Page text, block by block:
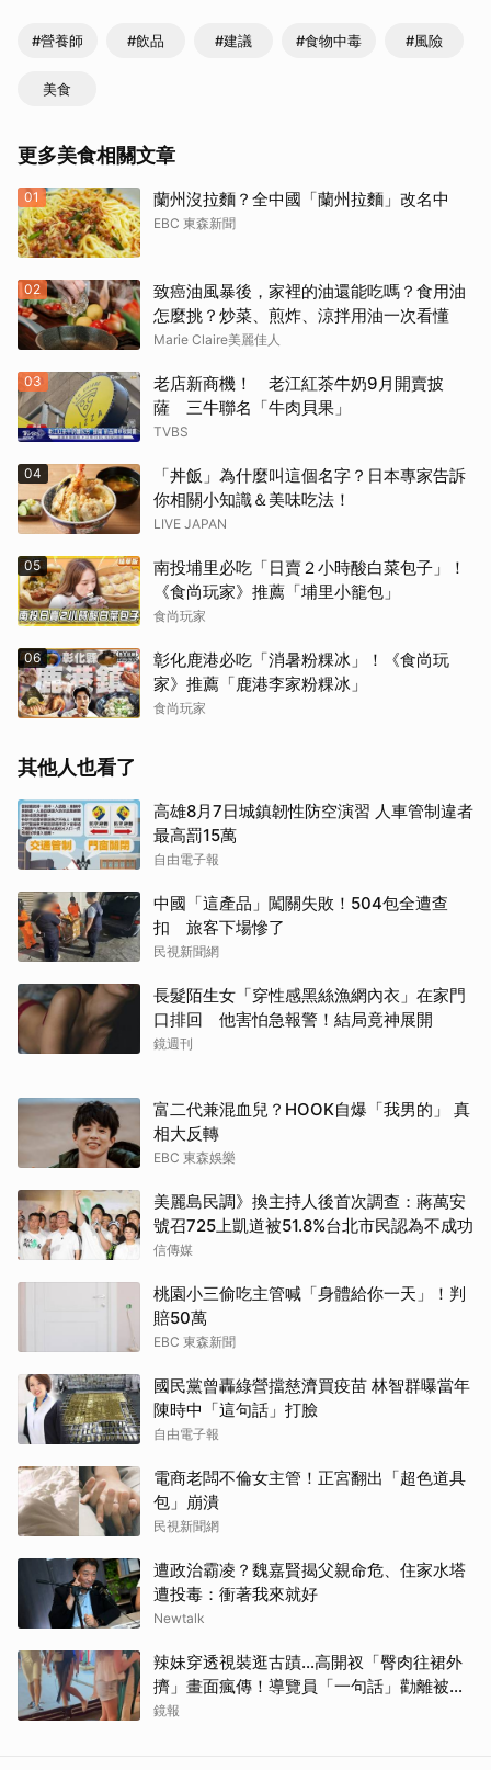
#營養師 #飲品 #建議 #食物中毒 #風險
美食
更多美食相關文章
01 蘭州沒拉麵？全中國「蘭州拉麵」改名中
EBC 東森新聞
02
致癌油風暴後，家裡的油還能吃嗎？食用油
怎麼挑？炒菜、煎炸、涼拌用油一次看懂
Marie Claire美麗佳人
03
老店新商機！ 老江紅茶牛奶9月開賣披
薩 三牛聯名「牛肉貝果」
TVBS
04
「丼飯」為什麼叫這個名字？日本專家告訴
你相關小知識＆美味吃法！
LIVE JAPAN
05
南投埔里必吃「日賣２小時酸白菜包子」！
《食尚玩家》推薦「埔里小籠包」
食尚玩家
06
彰化鹿港必吃「消暑粉粿冰」！《食尚玩
家》推薦「鹿港李家粉粿冰」
食尚玩家
其他人也看了
高雄8月7日城鎮韌性防空演習 人車管制違者
最高罰15萬
自由電子報
中國「這產品」闖關失敗！504包全遭查
扣 旅客下場慘了
民視新聞網
長髮陌生女「穿性感黑絲漁網內衣」在家門
口排回 他害怕急報警！結局竟神展開
鏡週刊
富二代兼混血兒？HOOK自爆「我男的」 真
相大反轉
EBC 東森娛樂
美麗島民調》換主持人後首次調查：蔣萬安
號召725上凱道被51.8%台北市民認為不成功
信傳媒
桃園小三偷吃主管喊「身體給你一天」！判
賠50萬
EBC 東森新聞
國民黨曾轟綠營擋慈濟買疫苗 林智群曝當年
陳時中「這句話」打臉
自由電子報
電商老闆不倫女主管！正宮翻出「超色道具
包」崩潰
民視新聞網
遭政治霸凌？魏嘉賢揭父親命危、住家水塔
遭投毒：衝著我來就好
Newtalk
辣妹穿透視裝逛古蹟…高開衩「臀肉往裙外
擠」畫面瘋傳！導覽員「一句話」勸離被狂
讚
鏡報